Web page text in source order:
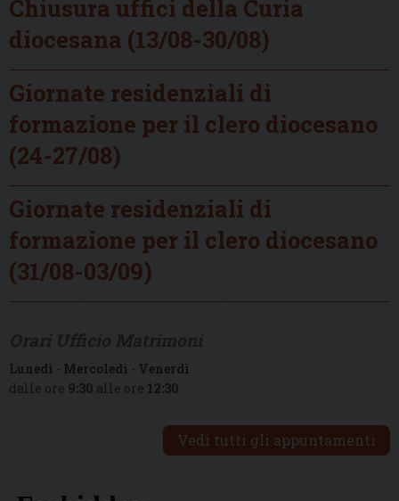
Chiusura uffici della Curia
diocesana (13/08-30/08)
Giornate residenziali di
formazione per il clero diocesano
(24-27/08)
Giornate residenziali di
formazione per il clero diocesano
(31/08-03/09)
Lunedì - Mercoledì - Venerdì
dalle ore 9:30 alle ore 12:30
Vedi tutti gli appuntamenti